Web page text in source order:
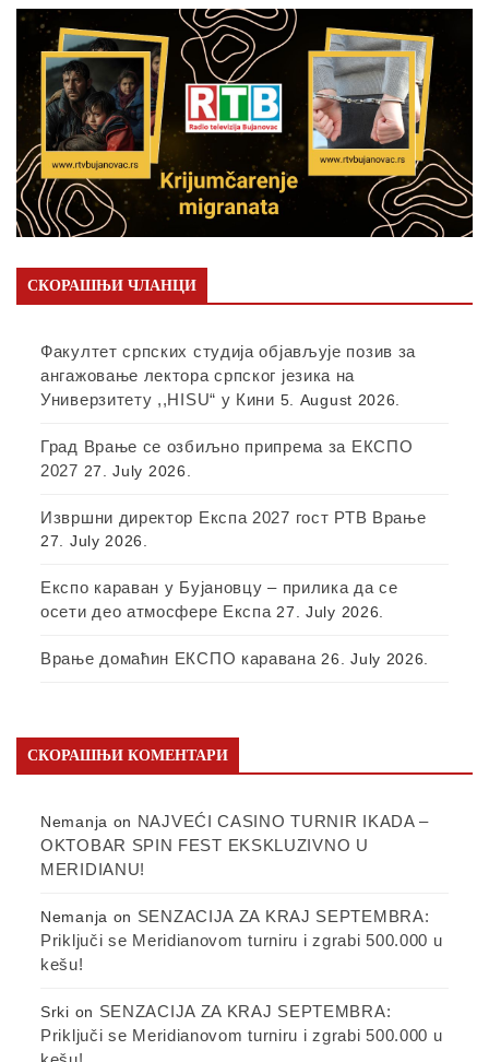
СКОРАШЊИ ЧЛАНЦИ
Факултет српских студија објављује позив за
ангажовање лектора српског језика на
Универзитету ,,HISU“ у Кини 5. August 2026.
Град Врање се озбиљно припрема за ЕКСПО
2027 27. July 2026.
Извршни директор Експа 2027 гост РТВ Врање
27. July 2026.
Експо караван у Бујановцу – прилика да се
осети део атмосфере Експа 27. July 2026.
Врање домаћин ЕКСПО каравана 26. July 2026.
СКОРАШЊИ КОМЕНТАРИ
Nemanja on NAJVEĆI CASINO TURNIR IKADA –
OKTOBAR SPIN FEST EKSKLUZIVNO U
MERIDIANU!
Nemanja on SENZACIJA ZA KRAJ SEPTEMBRA:
Priključi se Meridianovom turniru i zgrabi 500.000 u
kešu!
Srki on SENZACIJA ZA KRAJ SEPTEMBRA:
Priključi se Meridianovom turniru i zgrabi 500.000 u